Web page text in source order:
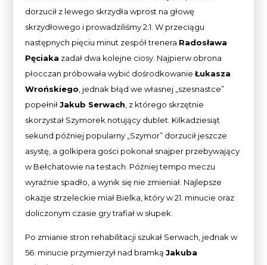
dorzucił z lewego skrzydła wprost na głowę
skrzydłowego i prowadziliśmy 2:1. W przeciągu
następnych pięciu minut zespół trenera Radosława
Pęciaka zadał dwa kolejne ciosy. Najpierw obrona
płocczan próbowała wybić dośrodkowanieŁukasza
Wrońskiego , jednak błąd we własnej „szesnastce”
popełniłJakub Serwach , z którego skrzętnie
skorzystał Szymorek notujący dublet. Kilkadziesiąt
sekund później popularny „Szymor” dorzucił jeszcze
asystę, a golkipera gości pokonał snajper przebywający
w Bełchatowie na testach. Później tempo meczu
wyraźnie spadło, a wynik się nie zmieniał. Najlepsze
okazje strzeleckie miał Bielka, który w 21. minucie oraz
doliczonym czasie gry trafiał w słupek.
Po zmianie stron rehabilitacji szukał Serwach, jednak w
56. minucie przymierzył nad bramkąJakuba